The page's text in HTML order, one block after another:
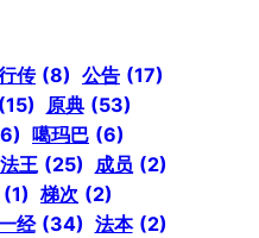
传 (8) 公告 (17)
(15) 原典 (53)
噶玛巴 (6)
王 (25) 成员 (2)
(1) 梯次 (2)
经 (34) 法本 (2)